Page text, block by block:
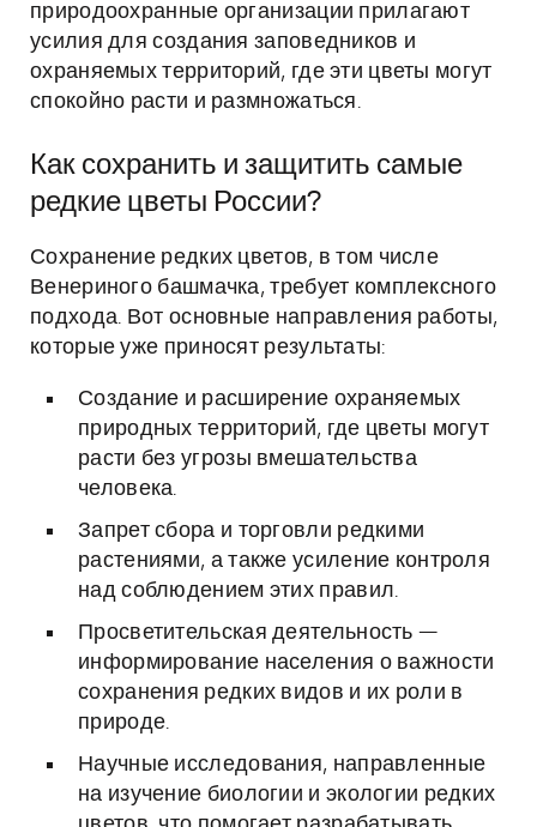
природоохранные организации прилагают
усилия для создания заповедников и
охраняемых территорий, где эти цветы могут
спокойно расти и размножаться.
Как сохранить и защитить самые
редкие цветы России?
Сохранение редких цветов, в том числе
Венериного башмачка, требует комплексного
подхода. Вот основные направления работы,
которые уже приносят результаты:
Создание и расширение охраняемых
природных территорий, где цветы могут
расти без угрозы вмешательства
человека.
Запрет сбора и торговли редкими
растениями, а также усиление контроля
над соблюдением этих правил.
Просветительская деятельность —
информирование населения о важности
сохранения редких видов и их роли в
природе.
Научные исследования, направленные
на изучение биологии и экологии редких